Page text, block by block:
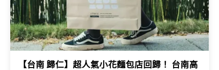
【台南 歸仁】超人氣小花麵包店回歸！ 台南高